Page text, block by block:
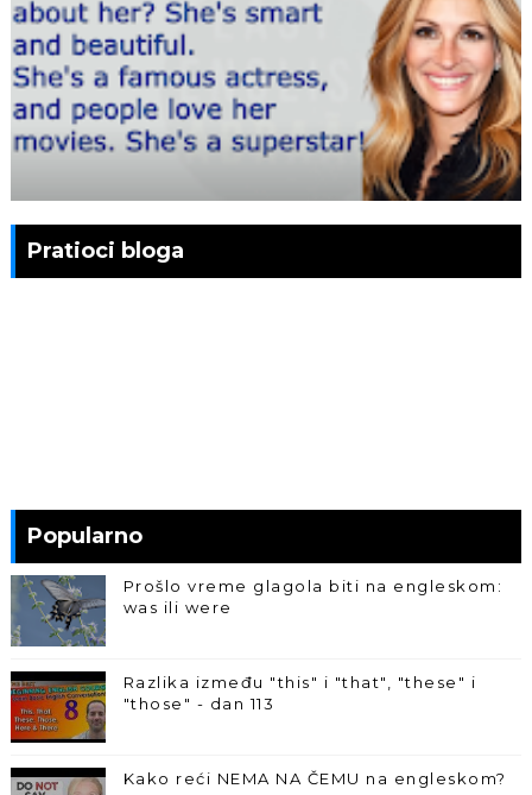
Pratioci bloga
Popularno
Prošlo vreme glagola biti na engleskom:
was ili were
Razlika između "this" i "that", "these" i
"those" - dan 113
Kako reći NEMA NA ČEMU na engleskom?